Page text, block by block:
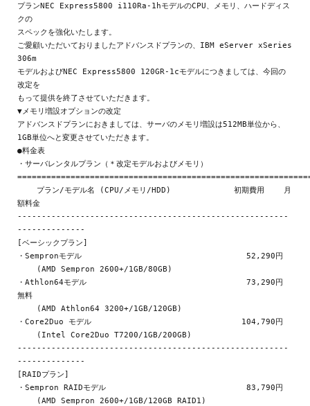
プランNEC Express5800 i110Ra-1hモデルのCPU、メモリ、ハードディス
クの
スペックを強化いたします。
ご愛顧いただいておりましたアドバンスドプランの、IBM eServer xSeries
306m
モデルおよびNEC Express5800 120GR-1cモデルにつきましては、今回の
改定を
もって提供を終了させていただきます。
▼メモリ増設オプションの改定
アドバンスドプランにおきましては、サーバのメモリ増設は512MB単位から、
1GB単位へと変更させていただきます。
●料金表
・サーバレンタルプラン（＊改定モデルおよびメモリ）
額料金
--------------------------------------------------------
--------------
[ベーシックプラン]
・Sempronモデル                                  52,290円
・Athlon64モデル                                 73,290円
無料
・Core2Duo モデル                               104,790円
--------------------------------------------------------
--------------
[RAIDプラン]
・Sempron RAIDモデル                             83,790円